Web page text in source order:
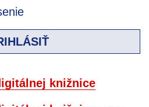
knižnice